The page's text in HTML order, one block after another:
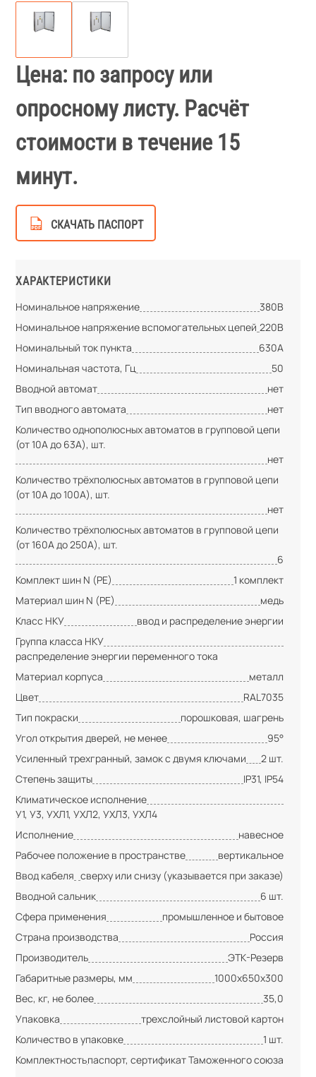
Цена: по запросу или
опросному листу. Расчёт
стоимости в течение 15
минут.
СКАЧАТЬ ПАСПОРТ
ХАРАКТЕРИСТИКИ
Номинальное напряжение
380В
Номинальное напряжение вспомогательных цепей 220В
Номинальный ток пункта
630А
Номинальная частота, Гц
50
Вводной автомат
нет
Тип вводного автомата
нет
Количество однополюсных автоматов в групповой цепи
(от 10А до 63А), шт.
нет
Количество трёхполюсных автоматов в групповой цепи
(от 10А до 100А), шт.
нет
Количество трёхполюсных автоматов в групповой цепи
(от 160А до 250А), шт.
6
Комплект шин N (PE)
1 комплект
Материал шин N (PE)
медь
Класс НКУ
ввод и распределение энергии
Группа класса НКУ
распределение энергии переменного тока
Материал корпуса
металл
Цвет
RAL7035
Тип покраски
порошковая, шагрень
Угол открытия дверей, не менее
95°
Усиленный трехгранный, замок с двумя ключами
2 шт.
Степень защиты
IP31, IP54
Климатическое исполнение
У1, У3, УХЛ1, УХЛ2, УХЛ3, УХЛ4
Исполнение
навесное
Рабочее положение в пространстве
вертикальное
Ввод кабеля сверху или снизу (указывается при заказе)
Вводной сальник
6 шт.
Сфера применения
промышленное и бытовое
Страна производства
Россия
Производитель
ЭТК-Резерв
Габаритные размеры, мм
1000х650х300
Вес, кг, не более
35,0
Упаковка
трехслойный листовой картон
Количество в упаковке
1 шт.
Комплектностьпаспорт, сертификат Таможенного союза